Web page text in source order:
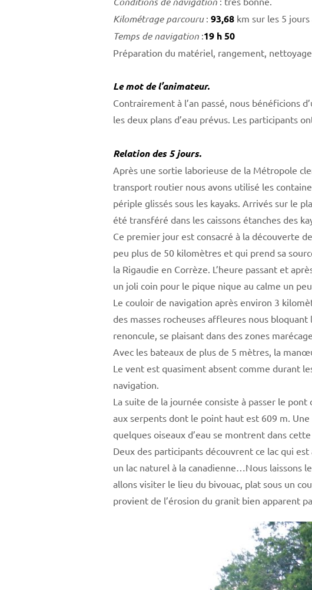
Kilométrage parcouru: 93,68 km sur les 5
Temps de navigation :19 h 50
Préparation du matériel, rangement,
Le mot de l’animateur.
Contrairement à l’an passé, nous bénéficions
les deux plans d’eau prévus. Les participants
Relation des 5 jours.
Après une sortie laborieuse de la Métropole
transport routier nous avons utilisé les
périple glissés sous les kayaks. Arrivés sur le
été transféré dans les caissons étanches des
Ce premier jour est consacré à la découverte
peu plus de 50 kilomètres et qui prend sa
la Rigaudie en Corrèze. L’heure passant et
un joli coin pour le pique nique au calme un
Le couloir de navigation après environ 3
des masses rocheuses affleures nous
renoncule, se plaisant dans des zones
Avec les bateaux de plus de 5 mètres, la
Le vent est quasiment absent comme durant
navigation.
La suite de la journée consiste à passer le
aux serpents dont le point haut est 609 m.
quelques oiseaux d’eau se montrent dans
Deux des participants découvrent ce lac qui
un lac naturel à la canadienne…Nous laissons
allons visiter le lieu du bivouac, plat sous un
provient de l’érosion du granit bien apparent